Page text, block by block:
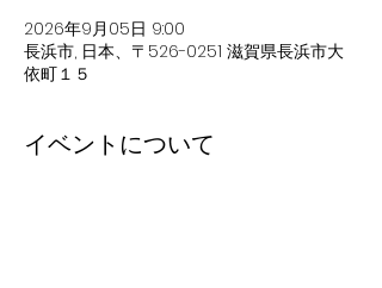
2026年9月05日 9:00
長浜市, 日本、〒526-0251 滋賀県長浜市大
依町１５
イベントについて